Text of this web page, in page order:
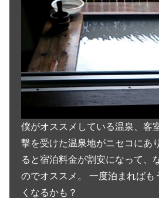
僕がオススメしている温泉、客
撃を受けた温泉地がニセコにあ
ると宿泊料金が割安になって、
のでオススメ。 一度泊まればも
くなるかも？